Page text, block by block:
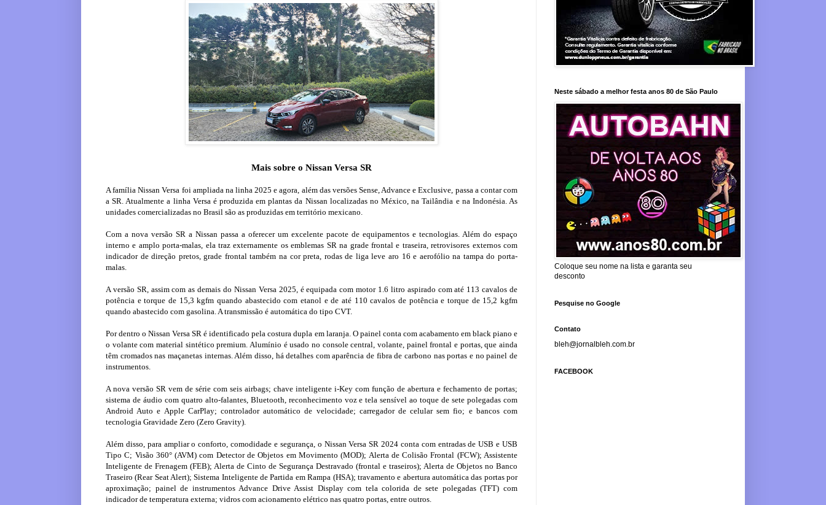
Mais sobre o Nissan Versa SR
A família Nissan Versa foi ampliada na linha 2025 e agora, além das versões Sense, Advance e Exclusive, passa a contar com
a SR. Atualmente a linha Versa é produzida em plantas da Nissan localizadas no México, na Tailândia e na Indonésia. As
unidades comercializadas no Brasil são as produzidas em território mexicano.
Com a nova versão SR a Nissan passa a oferecer um excelente pacote de equipamentos e tecnologias. Além do espaço
interno e amplo porta-malas, ela traz externamente os emblemas SR na grade frontal e traseira, retrovisores externos com
indicador de direção pretos, grade frontal também na cor preta, rodas de liga leve aro 16 e aerofólio na tampa do porta-
malas.
A versão SR, assim com as demais do Nissan Versa 2025, é equipada com motor 1.6 litro aspirado com até 113 cavalos de
potência e torque de 15,3 kgfm quando abastecido com etanol e de até 110 cavalos de potência e torque de 15,2 kgfm
quando abastecido com gasolina. A transmissão é automática do tipo CVT.
Por dentro o Nissan Versa SR é identificado pela costura dupla em laranja. O painel conta com acabamento em black piano e
o volante com material sintético premium. Alumínio é usado no console central, volante, painel frontal e portas, que ainda
têm cromados nas maçanetas internas. Além disso, há detalhes com aparência de fibra de carbono nas portas e no painel de
instrumentos.
A nova versão SR vem de série com seis airbags; chave inteligente i-Key com função de abertura e fechamento de portas;
sistema de áudio com quatro alto-falantes, Bluetooth, reconhecimento voz e tela sensível ao toque de sete polegadas com
Android Auto e Apple CarPlay; controlador automático de velocidade; carregador de celular sem fio; e bancos com
tecnologia Gravidade Zero (Zero Gravity).
Além disso, para ampliar o conforto, comodidade e segurança, o Nissan Versa SR 2024 conta com entradas de USB e USB
Tipo C; Visão 360° (AVM) com Detector de Objetos em Movimento (MOD); Alerta de Colisão Frontal (FCW); Assistente
Inteligente de Frenagem (FEB); Alerta de Cinto de Segurança Destravado (frontal e traseiros); Alerta de Objetos no Banco
Traseiro (Rear Seat Alert); Sistema Inteligente de Partida em Rampa (HSA); travamento e abertura automática das portas por
aproximação; painel de instrumentos Advance Drive Assist Display com tela colorida de sete polegadas (TFT) com
indicador de temperatura externa; vidros com acionamento elétrico nas quatro portas, entre outros.
Neste sábado a melhor festa anos 80 de São Paulo
Coloque seu nome na lista e garanta seu
desconto
Pesquise no Google
Contato
bleh@jornalbleh.com.br
FACEBOOK